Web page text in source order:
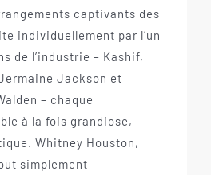
captivants des
individuellement par l’un
de l’industrie – Kashif,
Jackson et
– chaque
à la fois grandiose,
Whitney Houston,
simplement